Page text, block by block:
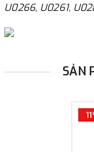
U0266, U0261,
SẢN